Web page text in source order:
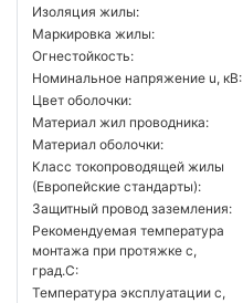
Изоляция жилы:
Маркировка жилы:
Огнестойкость:
Номинальное напряжение u, кВ:
Цвет оболочки:
Материал жил проводника:
Материал оболочки:
Класс токопроводящей жилы
(Европейские стандарты):
Защитный провод заземления:
Рекомендуемая температура
монтажа при протяжке с,
град.C:
Температура эксплуатации с,